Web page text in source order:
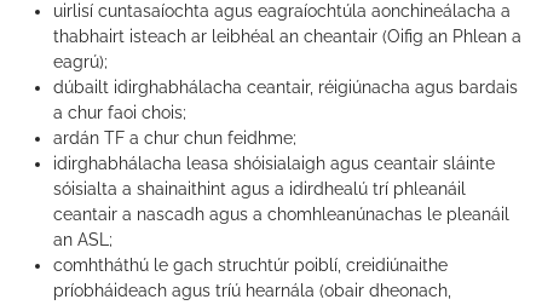
uirlisí cuntasaíochta agus eagraíochtúla aonchineálacha a
thabhairt isteach ar leibhéal an cheantair (Oifig an Phlean a
eagrú);
dúbailt idirghabhálacha ceantair, réigiúnacha agus bardais
a chur faoi chois;
ardán TF a chur chun feidhme;
idirghabhálacha leasa shóisialaigh agus ceantair sláinte
sóisialta a shainaithint agus a idirdhealú trí phleanáil
ceantair a nascadh agus a chomhleanúnachas le pleanáil
an ASL;
comhtháthú le gach struchtúr poiblí, creidiúnaithe
príobháideach agus tríú hearnála (obair dheonach,